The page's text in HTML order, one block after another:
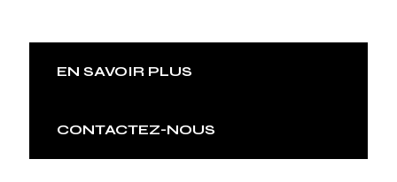
EN SAVOIR PLUS
CONTACTEZ-NOUS